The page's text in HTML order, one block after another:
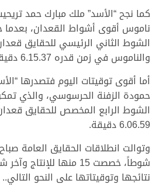
كما نجح “الأسد” ملك مبارك حمد
ناموس أقوى أشواط القعدان، بعدما
الشوط الثاني الرئيسي للحقايق
والناموس في زمن قدره 6.15.37 دقيقة.
أما أقوى توقيتات اليوم فتصدرها
حمودة الزفنة الحرسوسي، والذي
الشوط الرابع المخصص للحقايق
6.06.59 دقيقة.
شوطاً، خصصت 15 منها
نتائجها وتوقيتاتها على النحو التالي..